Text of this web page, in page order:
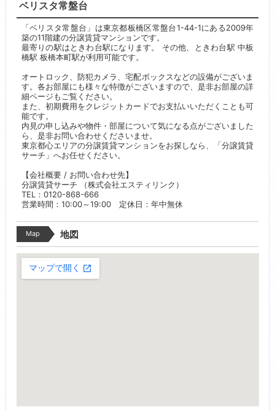
ベリスタ常盤台
「ベリスタ常盤台」は東京都板橋区常盤台1-44-1にある2009年
築の11階建の分譲賃貸マンションです。
最寄りの駅はときわ台駅になります。 その他、ときわ台駅 中板
橋駅 板橋本町駅が利用可能です。
オートロック、防犯カメラ、宅配ボックスなどの設備がございま
す。各お部屋にも様々な特徴がございますので、是非お部屋の詳
細ページもご覧ください。
また、初期費用をクレジットカードでお支払いいただくことも可
能です。
内見の申し込みや物件・部屋について気になる点がございました
ら、是非お問い合わせくださいませ。
東京都心エリアの分譲賃貸マンションをお探しなら、「分譲賃貸
サーチ」へお任せください。
【会社概要 / お問い合わせ先】
分譲賃貸サーチ （株式会社エスティリンク）
TEL：0120-868-666
営業時間：10:00～19:00 定休日：年中無休
Map 地図